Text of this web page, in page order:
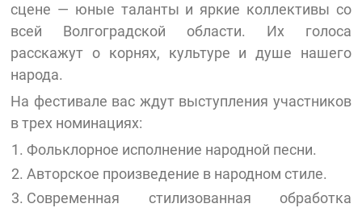
сцене — юные таланты и яркие коллективы со
всей Волгоградской области. Их голоса
расскажут о корнях, культуре и душе нашего
народа.
На фестивале вас ждут выступления участников
в трех номинациях:
Фольклорное исполнение народной песни.
Авторское произведение в народном стиле.
Современная стилизованная обработка